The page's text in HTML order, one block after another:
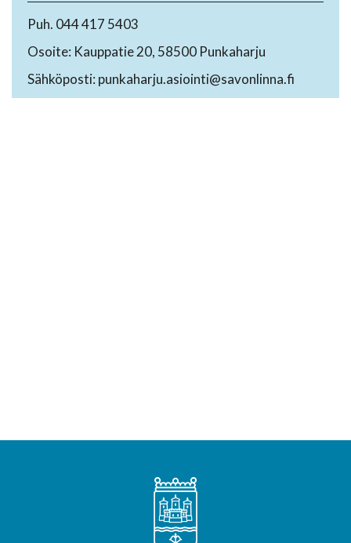
Puh. 044 417 5403
Osoite: Kauppatie 20, 58500 Punkaharju
Sähköposti: punkaharju.asiointi@savonlinna.fi